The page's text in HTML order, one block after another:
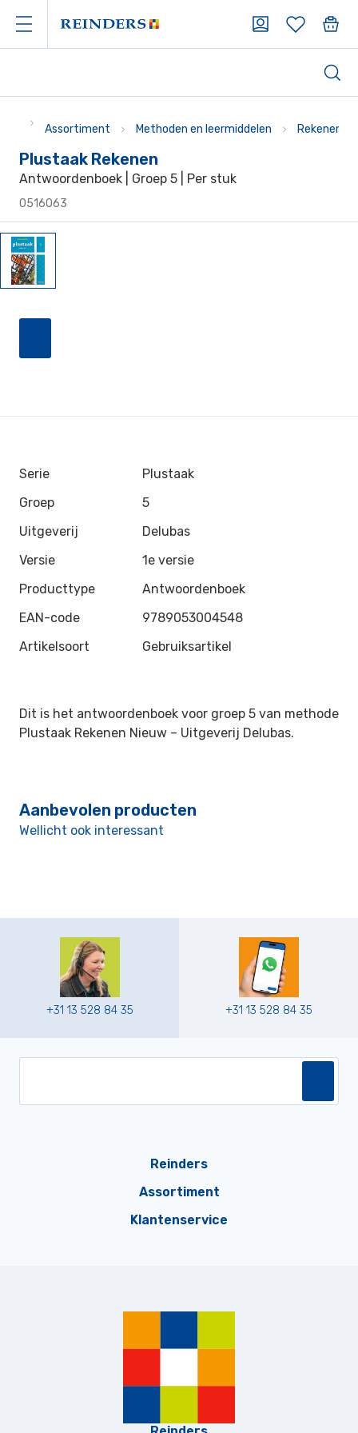
Assortiment Methoden en leermiddelen Rekenen
Plustaak Rekenen
Antwoordenboek | Groep 5 | Per stuk
0516063
Serie
Plustaak
Groep
5
Uitgeverij
Delubas
Versie
1e versie
Producttype
Antwoordenboek
EAN-code
9789053004548
Artikelsoort
Gebruiksartikel
Dit is het antwoordenboek voor groep 5 van methode
Plustaak Rekenen Nieuw – Uitgeverij Delubas.
Aanbevolen producten
Wellicht ook interessant
+31 13 528 84 35 +31 13 528 84 35
Reinders
Assortiment
Klantenservice